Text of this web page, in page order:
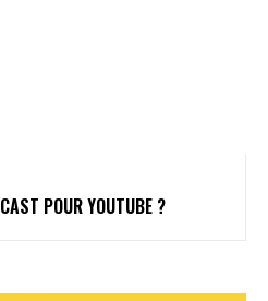
POUR YOUTUBE ?